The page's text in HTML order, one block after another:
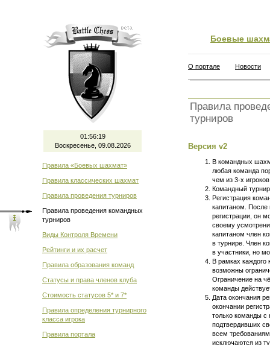
01:56:20
Воскресенье, 09.08.2026
Правила «Боевых шахмат»
Правила классических шахмат
Правила проведения турниров
Правила проведения командных
турниров
Виды Контроля Времени
Рейтинги и их расчет
Правила образования команд
Статусы и права членов клуба
Стоимость статусов 5* и 7*
Правила определения турнирного
класса игрока
Правила портала
Боевые
О портале Новости
Правила
турниров
Версия v2
В командных
любая команда
чем из 3-х
Командный
Регистрация
капитаном. После
регистрации, он
своему
капитаном член
в турнире. Член
в участники, но
В рамках каждого
возможны
Ограничение на
команды
Дата окончания
окончании
только команды с
подтвердивших
всем
исключаются из